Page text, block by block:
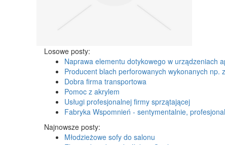
Losowe posty:
Naprawa elementu dotykowego w urządzeniach
Producent blach perforowanych wykonanych np.
Dobra firma transportowa
Pomoc z akrylem
Usługi profesjonalnej firmy sprzątającej
Fabryka Wspomnień - sentymentalnie,
Najnowsze posty:
Młodzieżowe sofy do salonu